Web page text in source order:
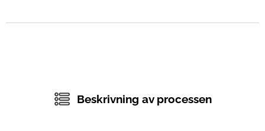
Beskrivning av processen